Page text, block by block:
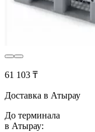
61 103 ₸
Доставка в Атырау
До терминала
в Атырау: